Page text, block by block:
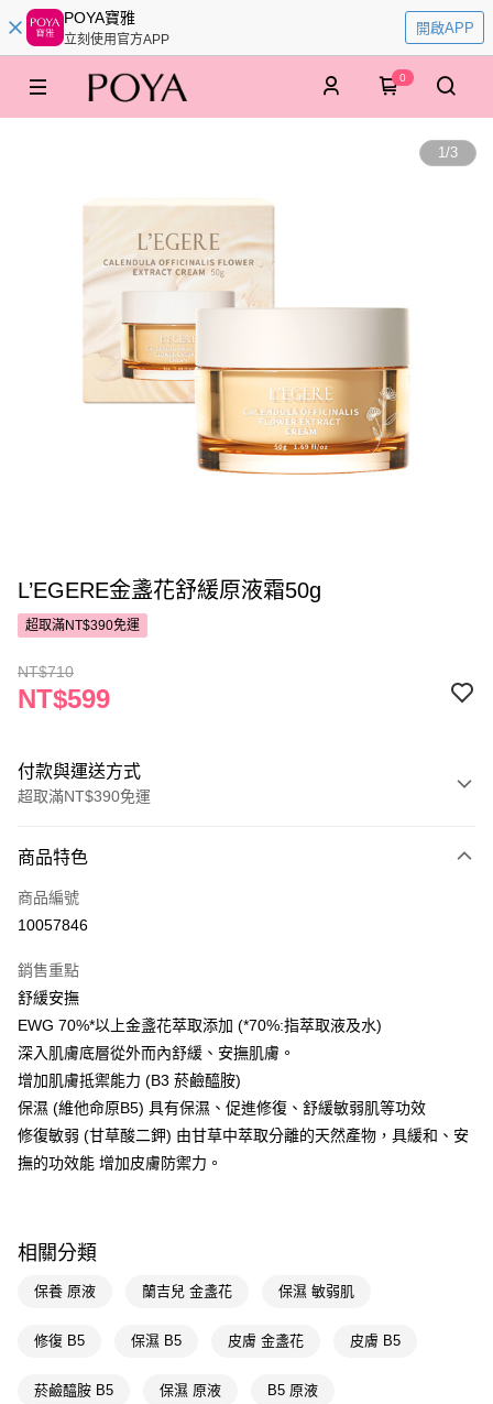
POYA寶雅
立刻使用官方APP
開啟APP
0
1/3
L’EGERE金盞花舒緩原液霜50g
超取滿NT$390免運
NT$710
NT$599
付款與運送方式
超取滿NT$390免運
POYA支付
信用卡一次付款
LINE Pay
Apple Pay
街口支付
悠遊付
Google Pay
【關於「AFTEE先享後付」】
便利好安心！
３．安心：先確認商品／服務後，再付款。
【「AFTEE先享後付」結帳流程】
即享券
每筆NT$65，滿NT$390(含以上)免運費
商品特色
商品編號
10057846
銷售重點
舒緩安撫
EWG 70%*以上金盞花萃取添加 (*70%:指萃取液及水)
深入肌膚底層從外而內舒緩、安撫肌膚。
增加肌膚抵禦能力 (B3 菸鹼醯胺)
保濕 (維他命原B5) 具有保濕、促進修復、舒緩敏弱肌等功效
修復敏弱 (甘草酸二鉀) 由甘草中萃取分離的天然產物，具緩和、安
撫的功效能 增加皮膚防禦力。
相關分類
保養 原液 蘭吉兒 金盞花 保濕 敏弱肌
修復 B5 保濕 B5 皮膚 金盞花 皮膚 B5
菸鹼醯胺 B5 保濕 原液 B5 原液